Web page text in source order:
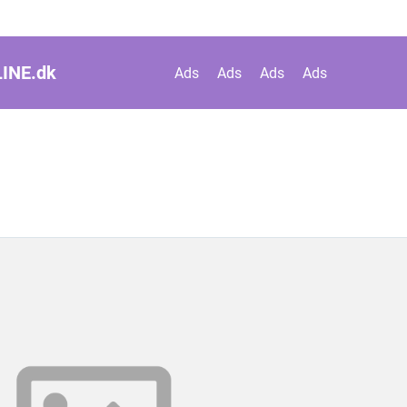
dk Ads Ads Ads Ads